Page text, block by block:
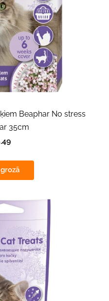
Beaphar No stress
35cm